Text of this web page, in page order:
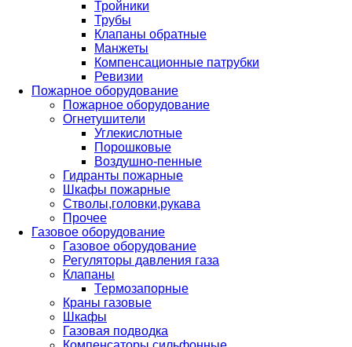
Тройники
Трубы
Клапаны обратные
Манжеты
Компенсационные патрубки
Ревизии
Пожарное оборудование
Пожарное оборудование
Огнетушители
Углекислотные
Порошковые
Воздушно-пенные
Гидранты пожарные
Шкафы пожарные
Стволы,головки,рукава
Прочее
Газовое оборудование
Газовое оборудование
Регуляторы давления газа
Клапаны
Термозапорные
Краны газовые
Шкафы
Газовая подводка